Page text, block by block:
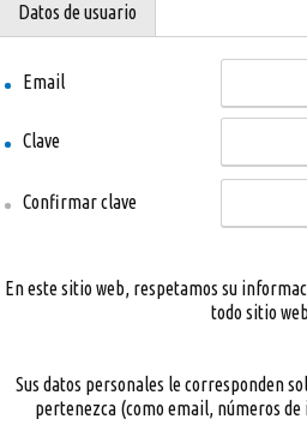
Datos de usuario
Email
Clave
Confirmar clave
En este sitio web, respetamos su
todo sitio
Sus datos personales le corresponden
pertenezca (como email, números